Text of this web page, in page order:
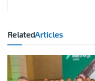
RelatedArticles